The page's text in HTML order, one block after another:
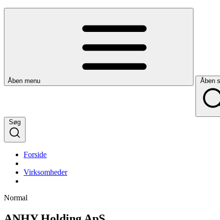
Åben menu Åben
Søg
Forside
Virksomheder
Normal